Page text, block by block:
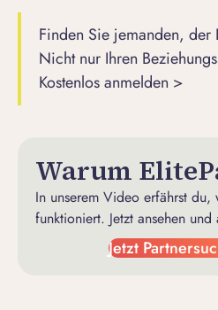
Finden Sie jemanden, der
Nicht nur Ihren
Kostenlos anmelden >
Warum
In unserem Video erfährst
funktioniert. Jetzt ansehen
Jetzt